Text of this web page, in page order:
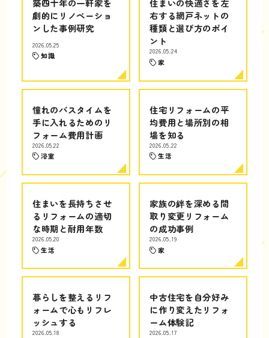
築四十年の一軒家を
劇的にリノベーショ
ンした事例研究
2026.05.25
知識
住まいの快適さを左
右する網戸ネットの
種類と選び方のポイ
ント
2026.05.24
家
憧れのバスタイムを
手に入れるためのリ
フォーム費用計画
2026.05.22
浴室
住宅リフォームの平
均費用と場所別の相
場を知る
2026.05.22
生活
住まいを長持ちさせ
るリフォームの適切
な時期と耐用年数
2026.05.20
生活
家族の絆を深める間
取り変更リフォーム
の成功事例
2026.05.19
家
暮らしを整えるリフ
ォームで心もリフレ
ッシュする
2026.05.18
中古住宅を自分好み
に作り変えたリフォ
ーム体験記
2026.05.17